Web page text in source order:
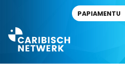
PAPIAMENTU